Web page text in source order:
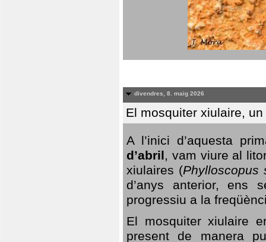
divendres, 8. maig 2026
El mosquiter xiulaire,
A l’inici d’aquesta
d’abril, vam viure al
xiulaires (Phylloscopus
d’anys anterior, ens
progressiu a la
El mosquiter xiulaire
present de manera